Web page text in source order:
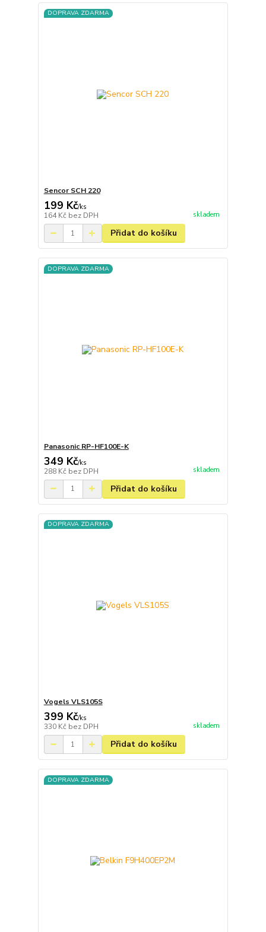
DOPRAVA ZDARMA
Sencor SCH 220
199 Kč/ks
164 Kč bez DPH skladem
Přidat do košíku
DOPRAVA ZDARMA
Panasonic RP-HF100E-K
349 Kč/ks
288 Kč bez DPH skladem
Přidat do košíku
DOPRAVA ZDARMA
Vogels VLS105S
399 Kč/ks
330 Kč bez DPH skladem
Přidat do košíku
DOPRAVA ZDARMA